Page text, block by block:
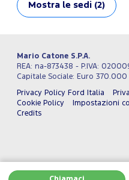
Mostra le sedi (2)
Mario Catone S.P.A.
REA: na-873438 - P.IVA:
Capitale Sociale: Euro 370.000
Privacy Policy Ford Italia
Cookie Policy
Impostazioni
Credits